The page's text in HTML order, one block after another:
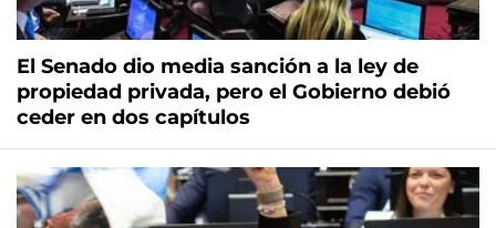
El Senado dio media sanción a la ley de
propiedad privada, pero el Gobierno debió
ceder en dos capítulos